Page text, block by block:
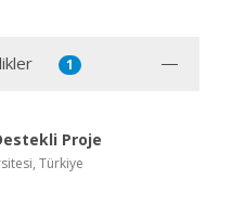
1
Proje
Türkiye